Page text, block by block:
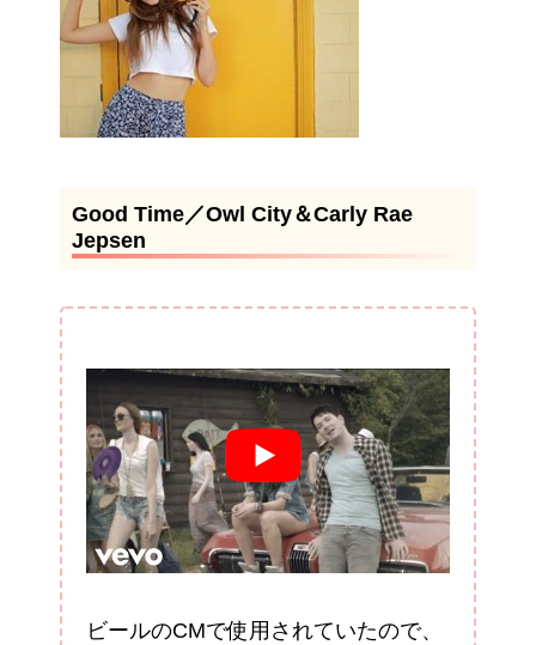
Good Time／Owl City＆Carly Rae
Jepsen
ビールのCMで使用されていたので、